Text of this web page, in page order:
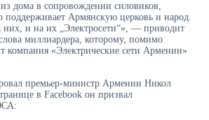
дома в сопровождении силовиков,
поддерживает Армянскую церковь и народ.
них, и на их „Электросети“», — приводит
миллиардера, которому, помимо
компания «Электрические сети Армении»
премьер-министр Армении Никол
в Facebook он призвал